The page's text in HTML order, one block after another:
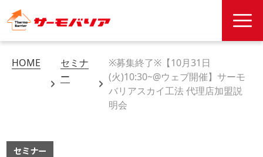
HOME
セミナ
ー
※募集終了※【10月31日
(火)10:30~@ウェブ開催】サーモ
バリアスカイ工法 代理店加盟説
明会
セミナー